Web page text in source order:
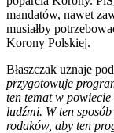
mandatów, nawet
musiałby
Korony Polskiej.
Błaszczak uznaje
przygotowuje
ten temat w
ludźmi. W ten
rodaków, aby ten